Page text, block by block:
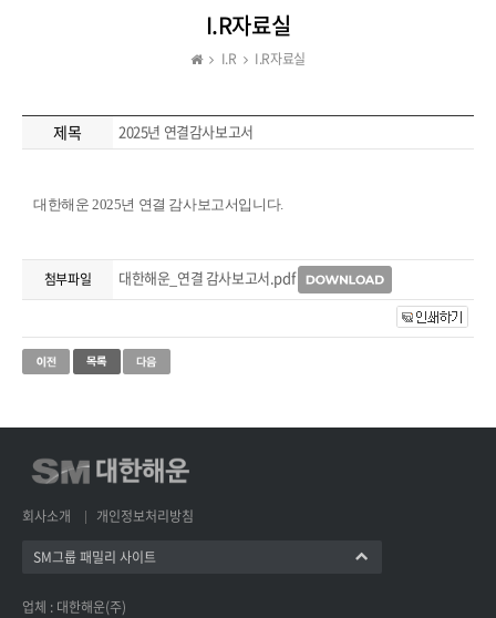
I.R자료실
I.R I.R자료실
제목 2025년 연결감사보고서
대한해운 2025년 연결 감사보고서입니다.
첨부파일 대한해운_연결 감사보고서.pdf
회사소개 개인정보처리방침
SM그룹 패밀리 사이트
업체 : 대한해운(주)